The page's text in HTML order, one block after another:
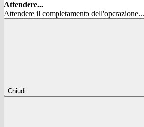
Attendere...
Attendere il completamento dell'operazione...
Chiudi